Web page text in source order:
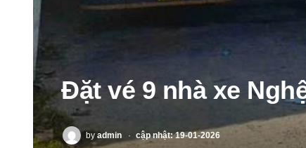
Đặt vé 9 nhà xe
POSTED
by admin cập nhật: 19-01-2026